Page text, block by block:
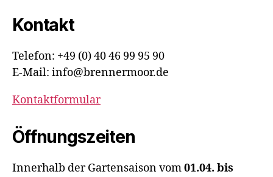
Kontakt
Telefon: +49 (0) 40 46 99 95 90
E-Mail: info@brennermoor.de
Kontaktformular
Öffnungszeiten
Innerhalb der Gartensaison vom01.04. bis